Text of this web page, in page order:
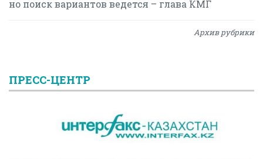
но поиск вариантов ведется – глава КМГ
Архив рубрики
ПРЕСС-ЦЕНТР